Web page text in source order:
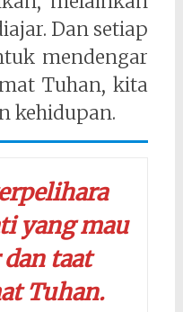
Dan setiap
mendengar
Tuhan, kita
kehidupan.
yang mau
taat
Tuhan.